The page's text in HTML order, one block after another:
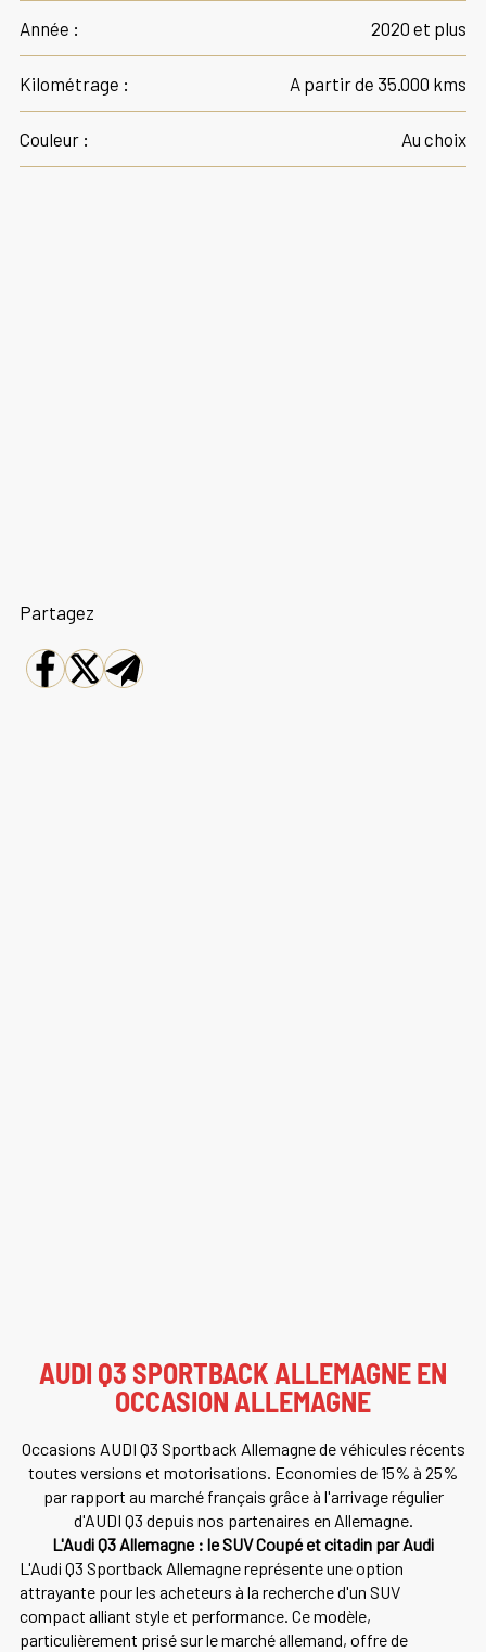
Année : 2020 et plus
Kilométrage : A partir de 35.000 kms
Couleur : Au choix
Partagez
AUDI Q3 SPORTBACK ALLEMAGNE EN
OCCASION ALLEMAGNE
Occasions AUDI Q3 Sportback Allemagne de véhicules récents
toutes versions et motorisations. Economies de 15% à 25%
par rapport au marché français grâce à l'arrivage régulier
d'AUDI Q3 depuis nos partenaires en Allemagne.
L'Audi Q3 Allemagne : le SUV Coupé et citadin par Audi
L'Audi Q3 Sportback Allemagne représente une option
attrayante pour les acheteurs à la recherche d'un SUV
compact alliant style et performance. Ce modèle,
particulièrement prisé sur le marché allemand, offre de